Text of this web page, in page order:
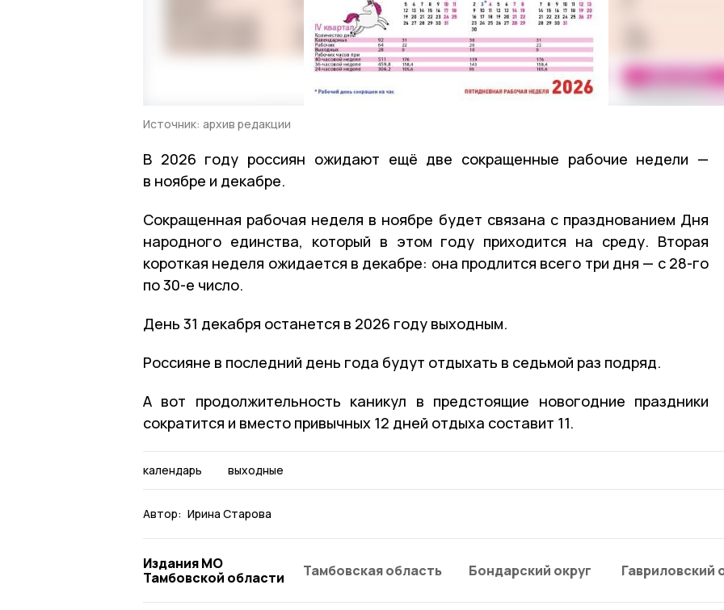
Источник: архив редакции
В 2026 году россиян ожидают ещё две сокращенные рабочие недели —
в ноябре и декабре.
Сокращенная рабочая неделя в ноябре будет связана с празднованием Дня
народного единства, который в этом году приходится на среду. Вторая
короткая неделя ожидается в декабре: она продлится всего три дня — с 28-го
по 30-е число.
День 31 декабря останется в 2026 году выходным.
Россияне в последний день года будут отдыхать в седьмой раз подряд.
А вот продолжительность каникул в предстоящие новогодние праздники
сократится и вместо привычных 12 дней отдыха составит 11.
календарь выходные
Автор: Ирина Старова
Издания МО
Тамбовской области
Тамбовская область Бондарский округ Гавриловский